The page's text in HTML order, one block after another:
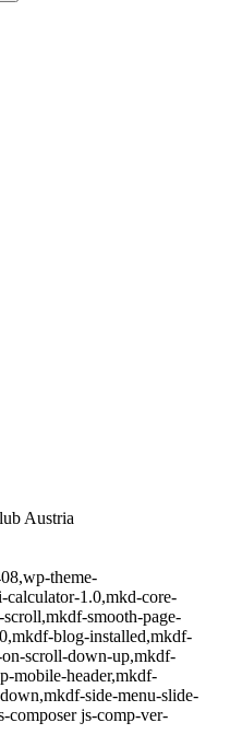
Austria
theme-
1.0,mkd-core-
smooth-page-
blog-installed,mkdf-
on-scroll-down-up,mkdf-
mobile-header,mkdf-
side-menu-slide-
js-comp-ver-